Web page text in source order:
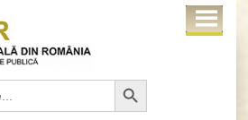
Search Button